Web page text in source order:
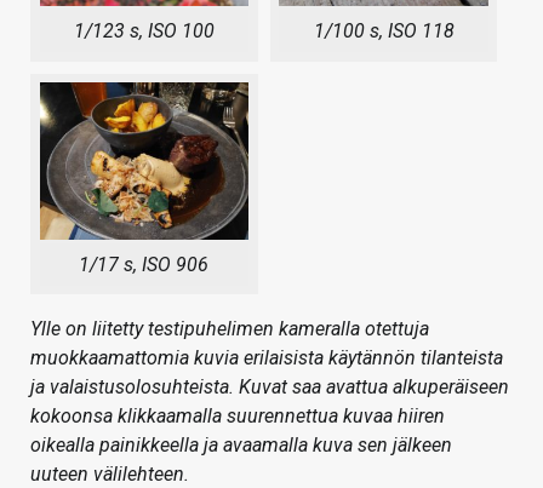
1/123 s, ISO 100 1/100 s, ISO 118
1/17 s, ISO 906
Ylle on liitetty testipuhelimen kameralla otettuja
muokkaamattomia kuvia erilaisista käytännön tilanteista
ja valaistusolosuhteista. Kuvat saa avattua alkuperäiseen
kokoonsa klikkaamalla suurennettua kuvaa hiiren
oikealla painikkeella ja avaamalla kuva sen jälkeen
uuteen välilehteen.